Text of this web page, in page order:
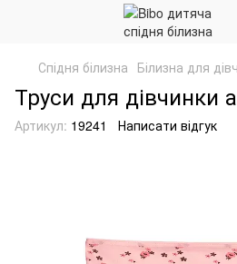
Спідня білизна Білизна для
Труси для дівчинки
Артикул: 19241 Написати відгук